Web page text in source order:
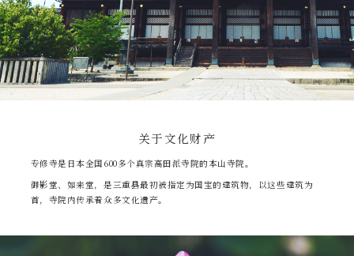
关于文化财产
专修寺是日本全国600多个真宗高田派寺院的本山寺院。
御影堂、如来堂，是三重县最初被指定为国宝的建筑物，以这些建筑为
首，寺院内传承着众多文化遗产。